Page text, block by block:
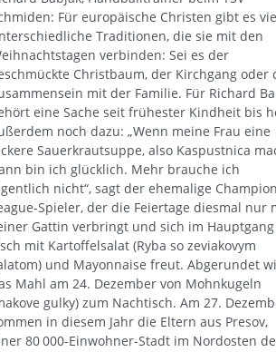
Für europäische Christen gibt es
Traditionen, die sie mit den
verbinden: Sei es der
Christbaum, der Kirchgang oder
mit der Familie. Für Richard
eine Sache seit frühester Kindheit bis
noch dazu: „Wenn meine Frau eine
Sauerkrautsuppe, also Kaspustnica
bin ich glücklich. Mehr brauche ich
nicht“, sagt der ehemalige
Spieler, der die Feiertage diesmal nur
Gattin verbringt und sich im
mit Kartoffelsalat (Ryba so zeviakovym
und Mayonnaise freut. Abgerundet
Mahl am 24. Dezember von Mohnkugeln
gulky) zum Nachtisch. Am 27.
in diesem Jahr die Eltern aus Presov,
80 000-Einwohner-Stadt im Nordosten